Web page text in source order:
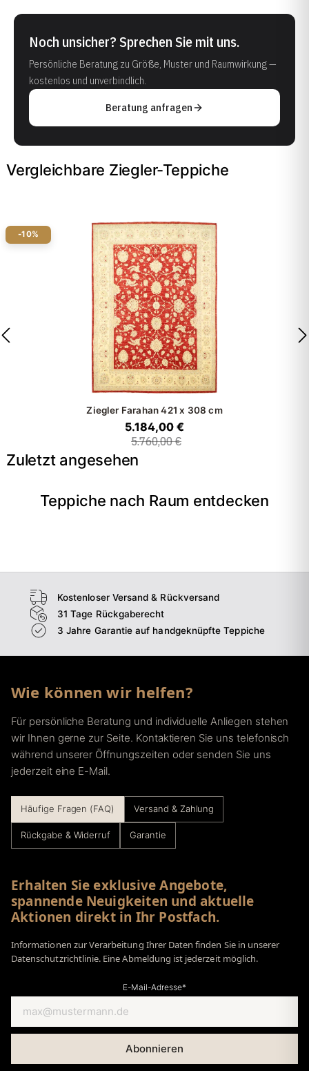
Noch unsicher? Sprechen Sie mit uns.
Persönliche Beratung zu Größe, Muster und Raumwirkung —
kostenlos und unverbindlich.
Beratung anfragen
Vergleichbare Ziegler-Teppiche
-10%
Ziegler Farahan 421 x 308 cm
5.184,00 €
5.760,00 €
Zuletzt angesehen
Teppiche nach Raum entdecken
Wohnzimmer
Kostenloser Versand & Rückversand
31 Tage Rückgaberecht
3 Jahre Garantie auf handgeknüpfte Teppiche
Wie können wir helfen?
Für persönliche Beratung und individuelle Anliegen stehen
wir Ihnen gerne zur Seite. Kontaktieren Sie uns telefonisch
während unserer Öffnungszeiten oder senden Sie uns
jederzeit eine E-Mail.
Häufige Fragen (FAQ) Versand & Zahlung
Rückgabe & Widerruf Garantie
Erhalten Sie exklusive Angebote,
spannende Neuigkeiten und aktuelle
Aktionen direkt in Ihr Postfach.
Informationen zur Verarbeitung Ihrer Daten finden Sie in unserer
Datenschutzrichtlinie. Eine Abmeldung ist jederzeit möglich.
E-Mail-Adresse*